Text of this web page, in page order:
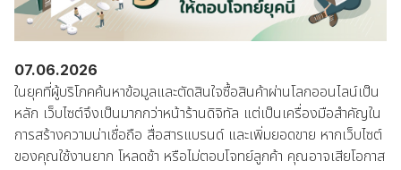
07.06.2026
ในยุคที่ผู้บริโภคค้นหาข้อมูลและตัดสินใจซื้อสินค้าผ่านโลกออนไลน์เป็น
หลัก เว็บไซต์จึงเป็นมากกว่าหน้าร้านดิจิทัล แต่เป็นเครื่องมือสำคัญใน
การสร้างความน่าเชื่อถือ สื่อสารแบรนด์ และเพิ่มยอดขาย หากเว็บไซต์
ของคุณใช้งานยาก โหลดช้า หรือไม่ตอบโจทย์ลูกค้า คุณอาจเสียโอกาส